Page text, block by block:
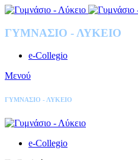
ΓΥΜΝΑΣΙΟ - ΛΥΚΕΙΟ
e-Collegio
Μενού
ΓΥΜΝΑΣΙΟ - ΛΥΚΕΙΟ
e-Collegio